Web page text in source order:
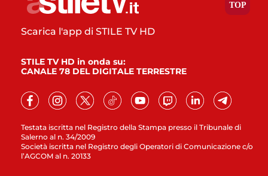
Testata iscritta nel Registro della Stampa presso il Tribunale di
Salerno al n. 34/2009
Società iscritta nel Registro degli Operatori di Comunicazione c/o
l’AGCOM al n. 20133
Scarica l'app di STILE TV HD
STILE TV HD in onda su:
CANALE 78 DEL DIGITALE TERRESTRE